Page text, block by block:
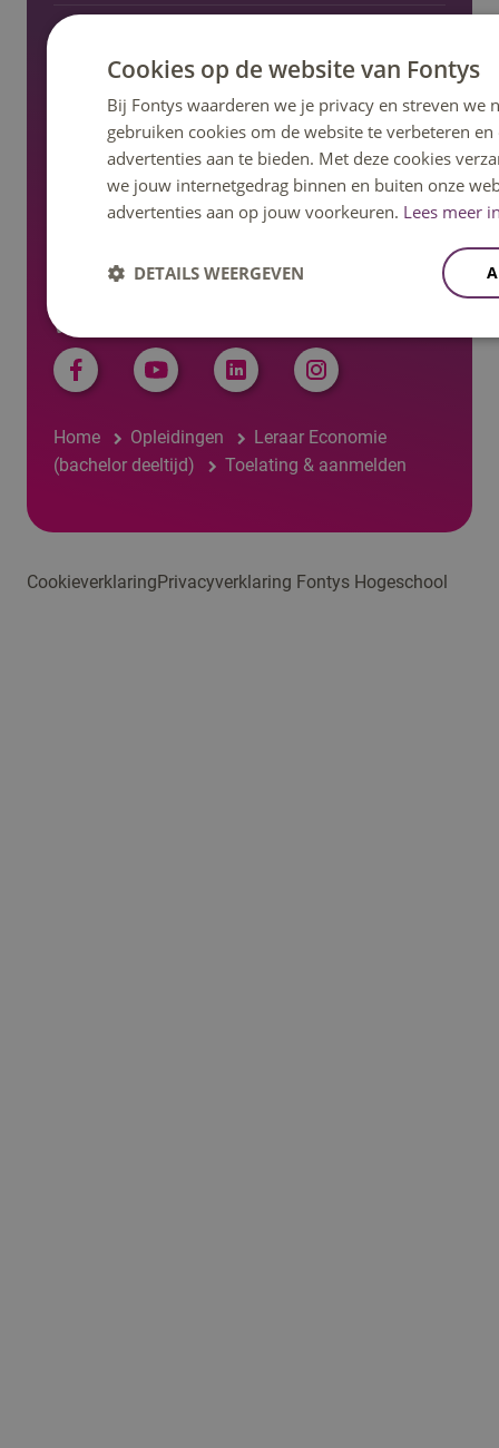
Volg ons op social media
Home Opleidingen
Leraar Economie
(bachelor deeltijd)
Toelating & aanmelden
Nieuws en pers
Regelingen, statuten en reglementen
CookieverklaringPrivacyverklaring Fontys Hogeschool
Cookies op de website van Fontys
Bij Fontys waarderen we je privacy en streven we
gebruiken cookies om de website te verbeteren
advertenties aan te bieden. Met deze cookies
we jouw internetgedrag binnen en buiten onze
advertenties aan op jouw voorkeuren. Lees meer
DETAILS WEERGEVEN